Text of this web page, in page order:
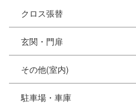
クロス張替
玄関・門扉
その他(室内)
駐車場・車庫